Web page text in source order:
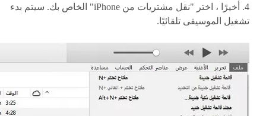
4. أخيرًا ، اختر "نقل مشتريات من iPhone" الخاص بك. سيتم بدء
تشغيل الموسيقى تلقائيًا.